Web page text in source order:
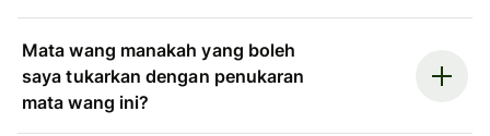
Mata wang manakah yang boleh
saya tukarkan dengan penukaran
mata wang ini?